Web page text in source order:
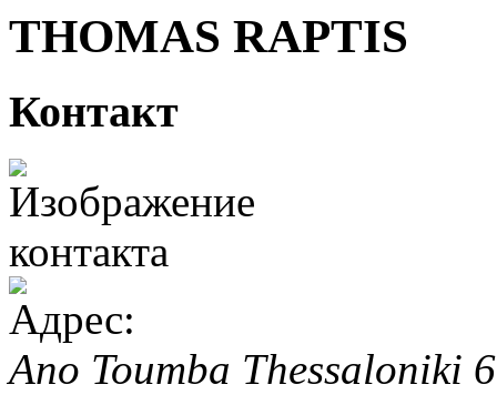
THOMAS RAPTIS
Контакт
Ano Toumba Thessaloniki